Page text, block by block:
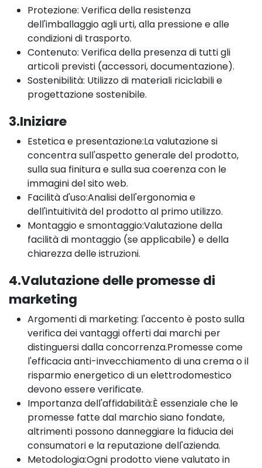
Protezione: Verifica della resistenza
dell'imballaggio agli urti, alla pressione e alle
condizioni di trasporto.
Contenuto: Verifica della presenza di tutti gli
articoli previsti (accessori, documentazione).
Sostenibilità: Utilizzo di materiali riciclabili e
progettazione sostenibile.
3.Iniziare
Estetica e presentazione:La valutazione si
concentra sull'aspetto generale del prodotto,
sulla sua finitura e sulla sua coerenza con le
immagini del sito web.
Facilità d'uso:Analisi dell'ergonomia e
dell'intuitività del prodotto al primo utilizzo.
Montaggio e smontaggio:Valutazione della
facilità di montaggio (se applicabile) e della
chiarezza delle istruzioni.
4.Valutazione delle promesse di
marketing
Argomenti di marketing: l'accento è posto sulla
verifica dei vantaggi offerti dai marchi per
distinguersi dalla concorrenza.Promesse come
l'efficacia anti-invecchiamento di una crema o il
risparmio energetico di un elettrodomestico
devono essere verificate.
Importanza dell'affidabilità:È essenziale che le
promesse fatte dal marchio siano fondate,
altrimenti possono danneggiare la fiducia dei
consumatori e la reputazione dell'azienda.
Metodologia:Ogni prodotto viene valutato in